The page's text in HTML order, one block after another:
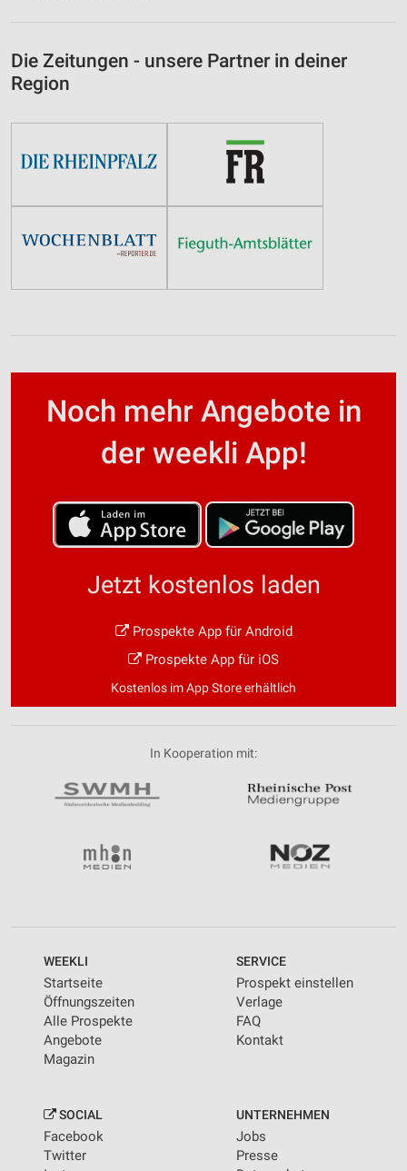
Die Zeitungen - unsere Partner in deiner
Region
Noch mehr Angebote in
der weekli App!
Jetzt kostenlos laden
Prospekte App für Android
Prospekte App für iOS
Kostenlos im App Store erhältlich
In Kooperation mit:
WEEKLI
Startseite
Öffnungszeiten
Alle Prospekte
Angebote
Magazin
SERVICE
Prospekt einstellen
Verlage
FAQ
Kontakt
SOCIAL
Facebook
Twitter
UNTERNEHMEN
Jobs
Presse